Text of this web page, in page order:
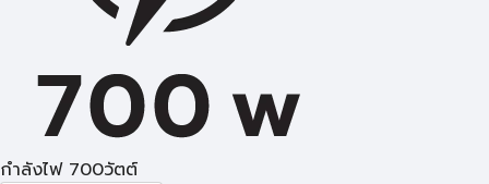
กำลังไฟ 700วัตต์